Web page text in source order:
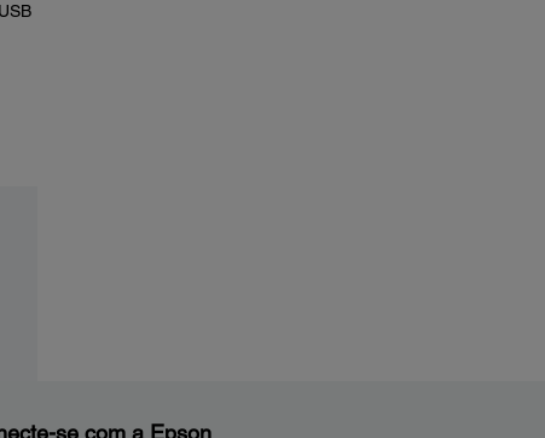
se com a Epson